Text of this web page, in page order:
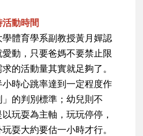
動時間
體育學系副教授黃月嬋認
動，只要爸媽不要禁止限
的活動量其實就足夠了。
時心跳率達到一定程度作
的判別標準；幼兒則不
玩耍為主軸，玩玩停停，
耍大約要估一小時才行。